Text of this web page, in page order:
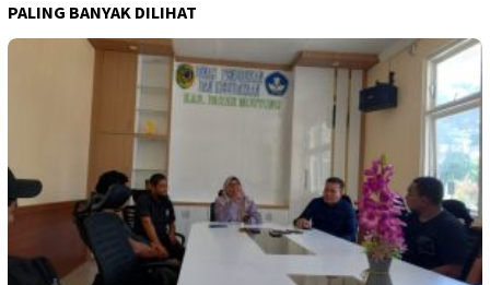
PALING BANYAK DILIHAT